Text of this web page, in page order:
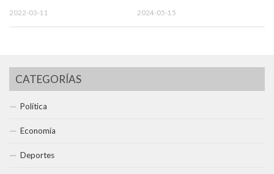
2022-03-11 2024-05-15
CATEGORÍAS
Política
Economía
Deportes